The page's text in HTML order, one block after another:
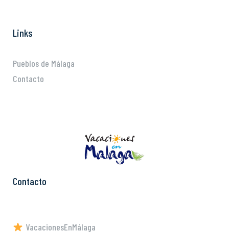
Links
Pueblos de Málaga
Contacto
Contacto
VacacionesEnMálaga